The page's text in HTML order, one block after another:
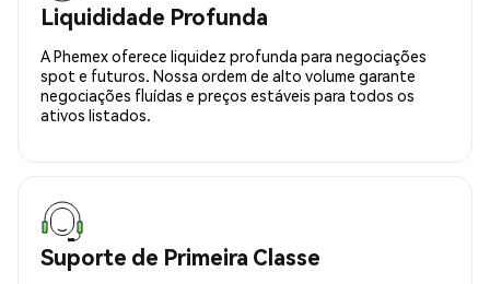
Liquididade Profunda
A Phemex oferece liquidez profunda para negociações
spot e futuros. Nossa ordem de alto volume garante
negociações fluídas e preços estáveis para todos os
ativos listados.
Suporte de Primeira Classe